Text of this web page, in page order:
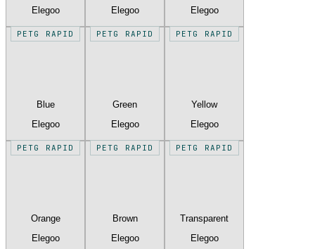
Elegoo
Elegoo
Elegoo
PETG RAPID
Blue
Elegoo
PETG RAPID
Green
Elegoo
PETG RAPID
Yellow
Elegoo
PETG RAPID
Orange
Elegoo
PETG RAPID
Brown
Elegoo
PETG RAPID
Transparent
Elegoo